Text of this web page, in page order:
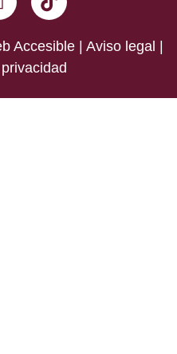
Accesible | Aviso legal